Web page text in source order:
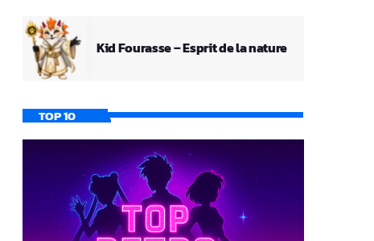
Kid Fourasse – Esprit de la nature
TOP 10